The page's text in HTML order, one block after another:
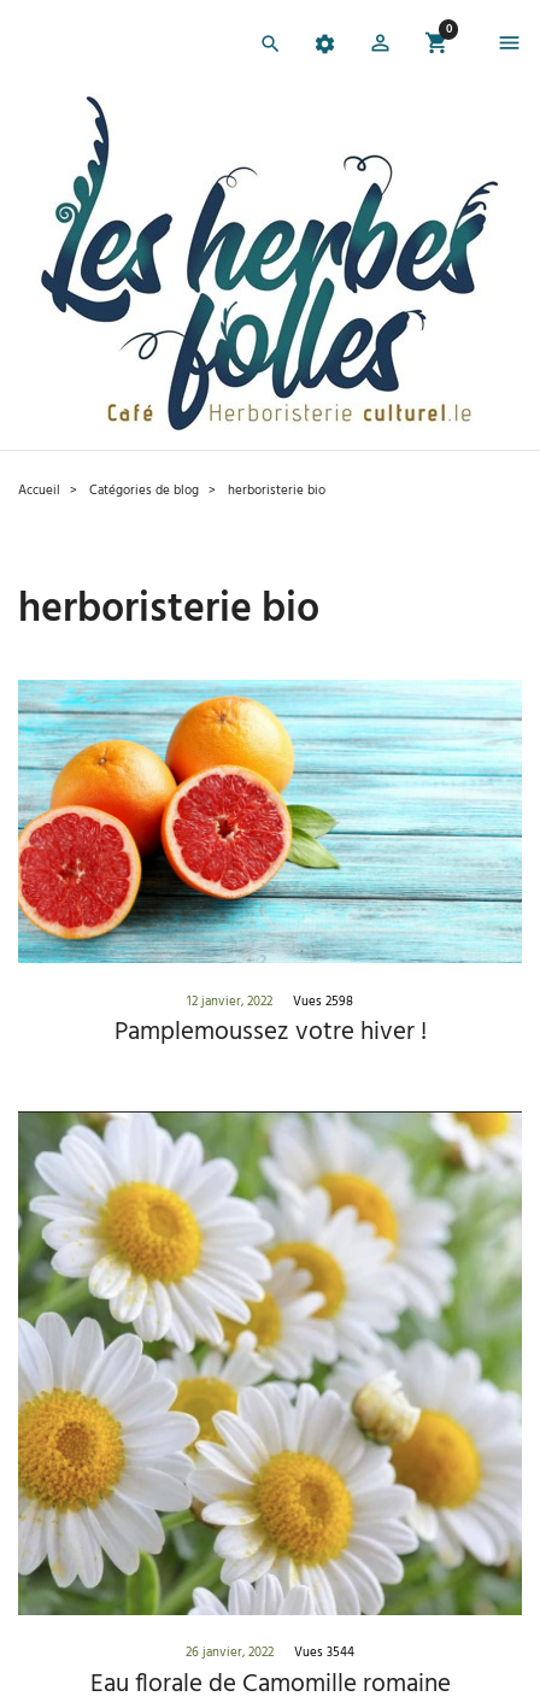
0
Accueil Catégories de blog​ herboristerie bio
herboristerie bio
12 janvier, 2022 Vues 2598
Pamplemoussez votre hiver !
26 janvier, 2022 Vues 3544
Eau florale de Camomille romaine